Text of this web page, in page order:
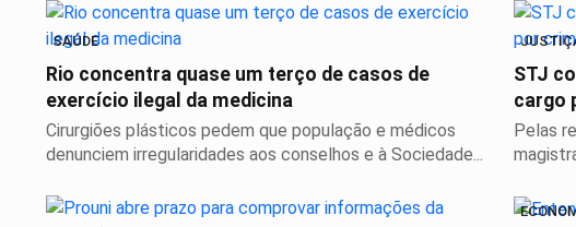
SAÚDE
Rio concentra quase um terço de casos de
exercício ilegal da medicina
Cirurgiões plásticos pedem que população e médicos
denunciem irregularidades aos conselhos e à Sociedade...
STJ
cargo
Pelas